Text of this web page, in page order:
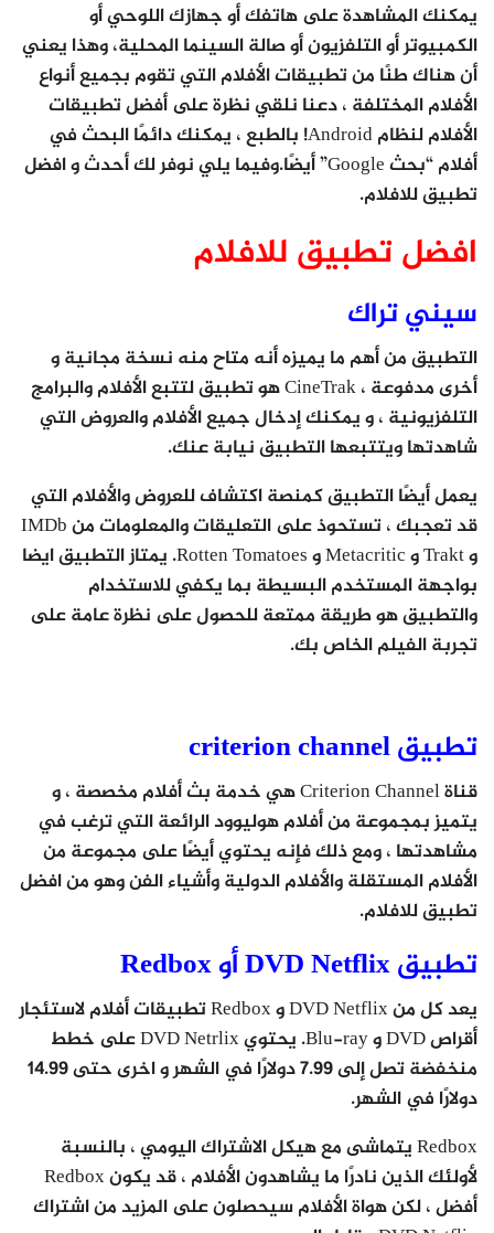
يمكنك المشاهدة على هاتفك أو جهازك اللوحي أو
الكمبيوتر أو التلفزيون أو صالة السينما المحلية، وهذا يعني
أن هناك طنًا من تطبيقات الأفلام التي تقوم بجميع أنواع
الأفلام المختلفة ، دعنا نلقي نظرة على أفضل تطبيقات
الأفلام لنظام Android! بالطبع ، يمكنك دائمًا البحث في
أفلام “بحث Google” أيضًا.وفيما يلي نوفر لك أحدث و افضل
تطبيق للافلام.
افضل تطبيق للافلام
سيني تراك
التطبيق من أهم ما يميزه أنه متاح منه نسخة مجانية و
أخرى مدفوعة ، CineTrak هو تطبيق لتتبع الأفلام والبرامج
التلفزيونية ، و يمكنك إدخال جميع الأفلام والعروض التي
شاهدتها ويتتبعها التطبيق نيابة عنك.
يعمل أيضًا التطبيق كمنصة اكتشاف للعروض والأفلام التي
قد تعجبك ، تستحوذ على التعليقات والمعلومات من IMDb
و Trakt و Metacritic و Rotten Tomatoes. يمتاز التطبيق ايضا
بواجهة المستخدم البسيطة بما يكفي للاستخدام
والتطبيق هو طريقة ممتعة للحصول على نظرة عامة على
تجربة الفيلم الخاص بك.
تطبيق criterion channel
قناة Criterion Channel هي خدمة بث أفلام مخصصة ، و
يتميز بمجموعة من أفلام هوليوود الرائعة التي ترغب في
مشاهدتها ، ومع ذلك فإنه يحتوي أيضًا على مجموعة من
الأفلام المستقلة والأفلام الدولية وأشياء الفن وهو من افضل
تطبيق للافلام.
تطبيق DVD Netflix أو Redbox
يعد كل من DVD Netflix و Redbox تطبيقات أفلام لاستئجار
أقراص DVD و Blu-ray. يحتوي DVD Netrlix على خطط
منخفضة تصل إلى 7.99 دولارًا في الشهر و اخرى حتى 14.99
دولارًا في الشهر.
Redbox يتماشى مع هيكل الاشتراك اليومي ، بالنسبة
لأولئك الذين نادرًا ما يشاهدون الأفلام ، قد يكون Redbox
أفضل ، لكن هواة الأفلام سيحصلون على المزيد من اشتراك